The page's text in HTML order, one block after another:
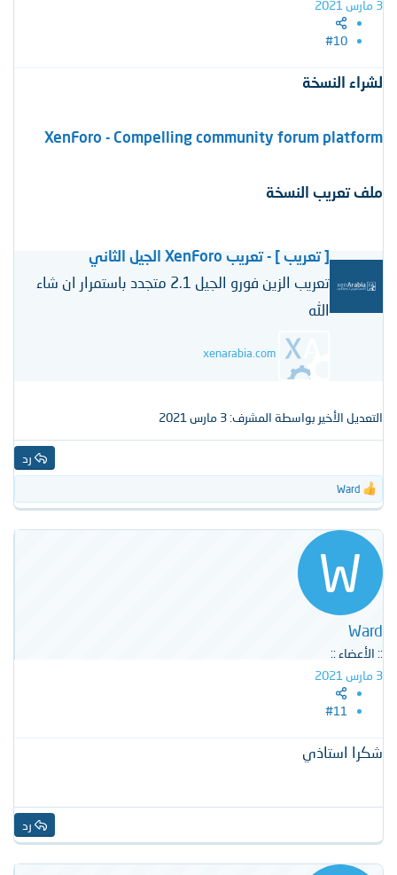
3 مارس 2021
#10
لشراء النسخة
XenForo - Compelling community forum platform
ملف تعريب النسخة
[ تعريب ] - تعريب XenForo الجيل الثاني
تعريب الزين فورو الجيل 2.1 متجدد باستمرار ان شاء
الله
xenarabia.com
التعديل الأخير بواسطة المشرف: 3 مارس 2021
رد
ا
ل
ا
ا
:
Ward
W
Ward
:: الأعضاء ::
3 مارس 2021
#11
شكرا استاذي
رد